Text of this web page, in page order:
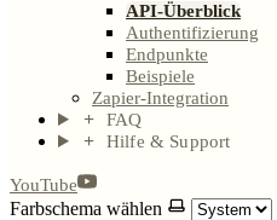
API-Überblick
Authentifizierung
Endpunkte
Beispiele
Zapier-Integration
FAQ
Hilfe & Support
YouTube
Farbschema wählen